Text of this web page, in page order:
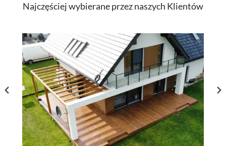
Najczęściej wybierane przez naszych Klientów